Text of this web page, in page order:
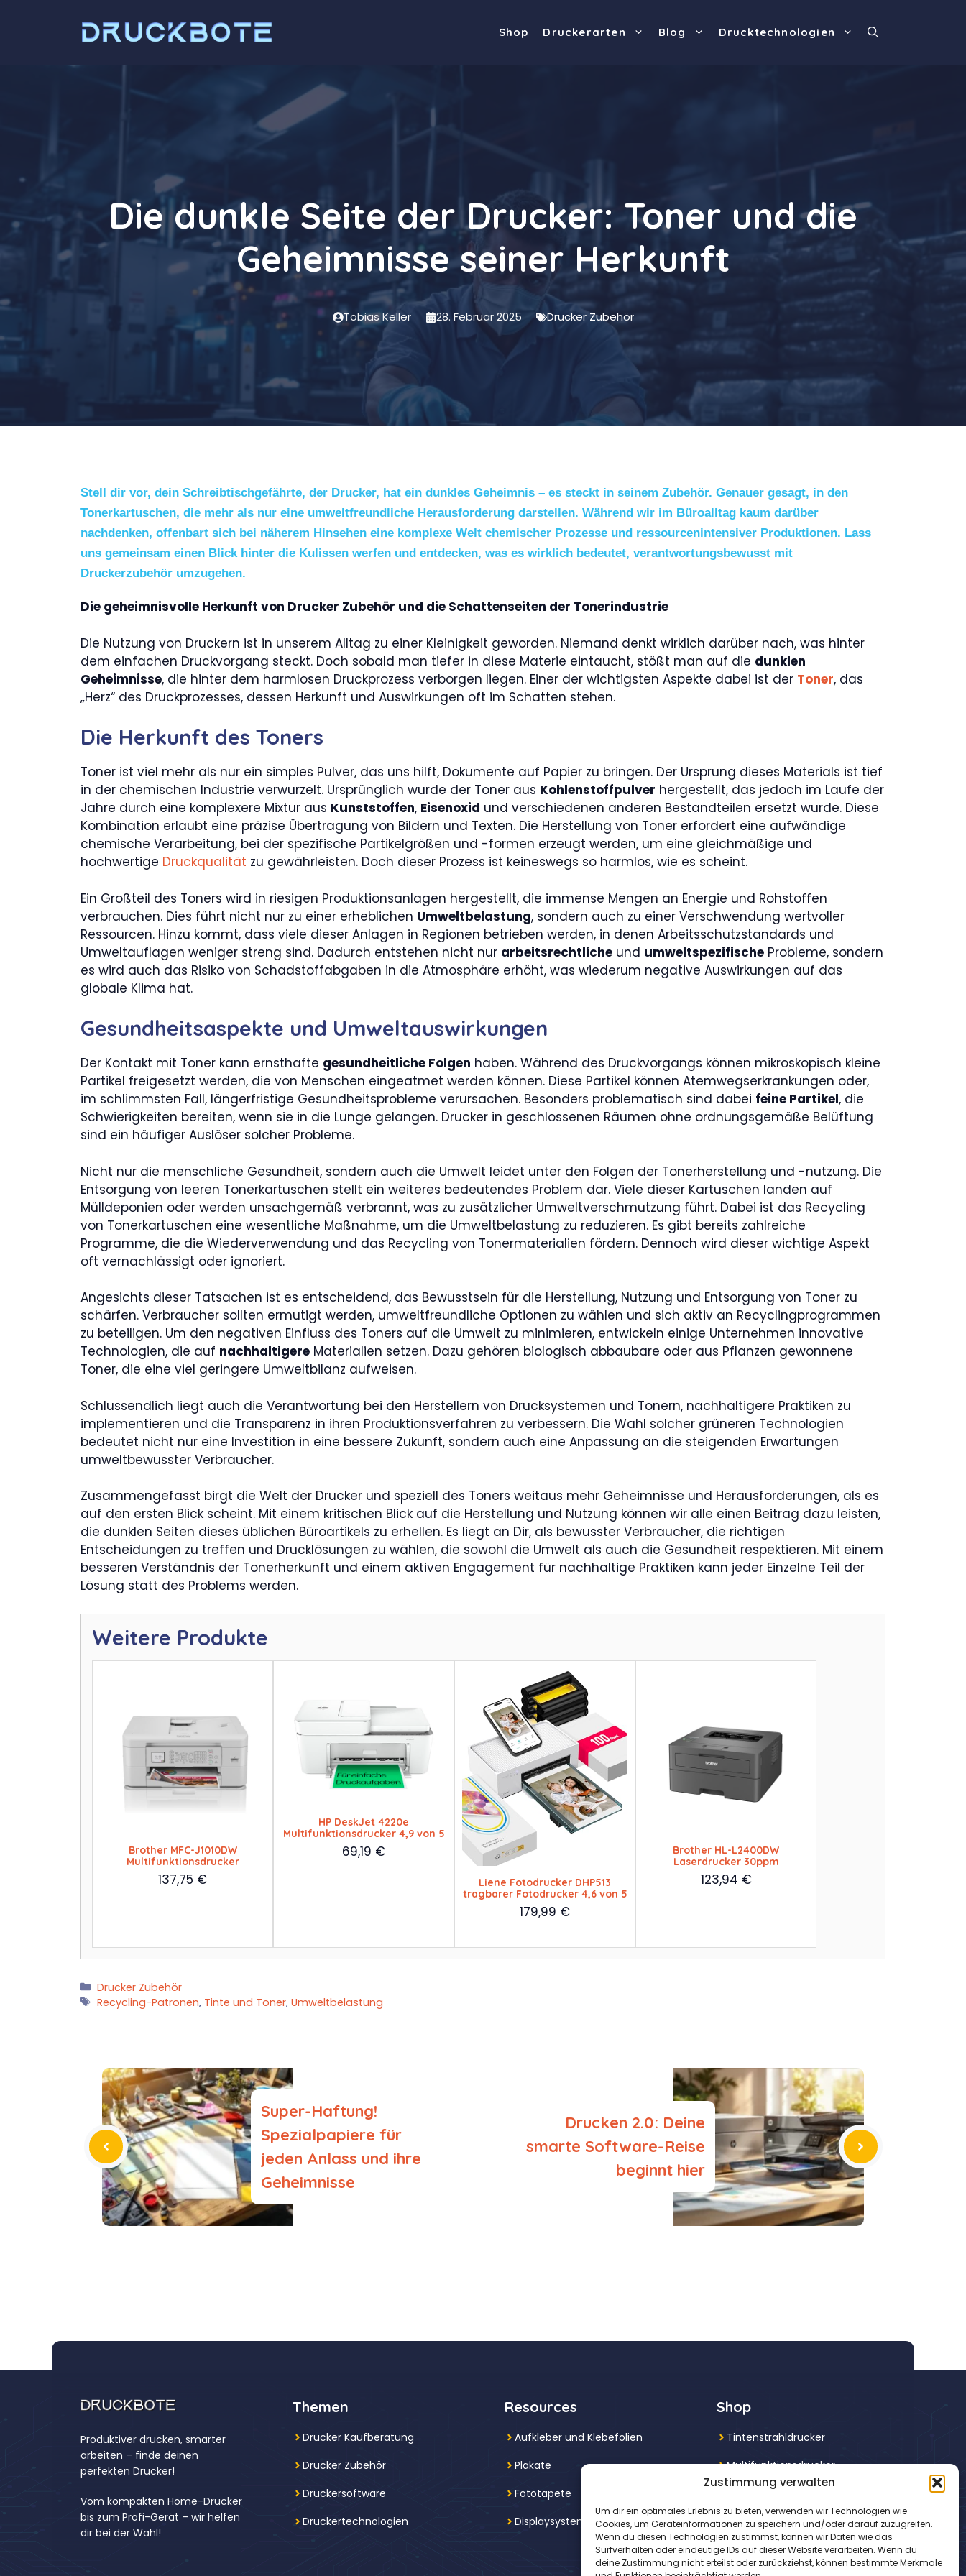
Zustimmung verwalten
Um dir ein optimales Erlebnis zu bieten, verwenden wir Technologien wie
Cookies, um Geräteinformationen zu speichern und/oder darauf zuzugreifen.
Wenn du diesen Technologien zustimmst, können wir Daten wie das
Surfverhalten oder eindeutige IDs auf dieser Website verarbeiten. Wenn du
deine Zustimmung nicht erteilst oder zurückziehst, können bestimmte Merkmale
Shop Druckerarten Blog Drucktechnologien
Die dunkle Seite der Drucker: Toner und die
Geheimnisse seiner Herkunft
Tobias Keller 28. Februar 2025 Drucker Zubehör
Stell dir vor, dein Schreibtischgefährte, der Drucker, hat ein dunkles Geheimnis – es steckt in seinem Zubehör. Genauer gesagt, in den
Tonerkartuschen, die mehr als nur eine umweltfreundliche Herausforderung darstellen. Während wir im Büroalltag kaum darüber
nachdenken, offenbart sich bei näherem Hinsehen eine komplexe Welt chemischer Prozesse und ressourcenintensiver Produktionen. Lass
uns gemeinsam einen Blick hinter die Kulissen werfen und entdecken, was es wirklich bedeutet, verantwortungsbewusst mit
Druckerzubehör umzugehen.
Die geheimnisvolle Herkunft von Drucker Zubehör und die Schattenseiten der Tonerindustrie
Die Nutzung von Druckern ist in unserem Alltag zu einer Kleinigkeit geworden. Niemand denkt wirklich darüber nach, was hinter
dem einfachen Druckvorgang steckt. Doch sobald man tiefer in diese Materie eintaucht, stößt man auf die dunklen
Geheimnisse, die hinter dem harmlosen Druckprozess verborgen liegen. Einer der wichtigsten Aspekte dabei ist der Toner, das
„Herz“ des Druckprozesses, dessen Herkunft und Auswirkungen oft im Schatten stehen.
Die Herkunft des Toners
Toner ist viel mehr als nur ein simples Pulver, das uns hilft, Dokumente auf Papier zu bringen. Der Ursprung dieses Materials ist tief
in der chemischen Industrie verwurzelt. Ursprünglich wurde der Toner aus Kohlenstoffpulver hergestellt, das jedoch im Laufe der
Jahre durch eine komplexere Mixtur aus Kunststoffen, Eisenoxid und verschiedenen anderen Bestandteilen ersetzt wurde. Diese
Kombination erlaubt eine präzise Übertragung von Bildern und Texten. Die Herstellung von Toner erfordert eine aufwändige
chemische Verarbeitung, bei der spezifische Partikelgrößen und -formen erzeugt werden, um eine gleichmäßige und
hochwertige Druckqualität zu gewährleisten. Doch dieser Prozess ist keineswegs so harmlos, wie es scheint.
Ein Großteil des Toners wird in riesigen Produktionsanlagen hergestellt, die immense Mengen an Energie und Rohstoffen
verbrauchen. Dies führt nicht nur zu einer erheblichen Umweltbelastung, sondern auch zu einer Verschwendung wertvoller
Ressourcen. Hinzu kommt, dass viele dieser Anlagen in Regionen betrieben werden, in denen Arbeitsschutzstandards und
Umweltauflagen weniger streng sind. Dadurch entstehen nicht nur arbeitsrechtliche und umweltspezifische Probleme, sondern
es wird auch das Risiko von Schadstoffabgaben in die Atmosphäre erhöht, was wiederum negative Auswirkungen auf das
globale Klima hat.
Gesundheitsaspekte und Umweltauswirkungen
Der Kontakt mit Toner kann ernsthafte gesundheitliche Folgen haben. Während des Druckvorgangs können mikroskopisch kleine
Partikel freigesetzt werden, die von Menschen eingeatmet werden können. Diese Partikel können Atemwegserkrankungen oder,
im schlimmsten Fall, längerfristige Gesundheitsprobleme verursachen. Besonders problematisch sind dabei feine Partikel, die
Schwierigkeiten bereiten, wenn sie in die Lunge gelangen. Drucker in geschlossenen Räumen ohne ordnungsgemäße Belüftung
sind ein häufiger Auslöser solcher Probleme.
Nicht nur die menschliche Gesundheit, sondern auch die Umwelt leidet unter den Folgen der Tonerherstellung und -nutzung. Die
Entsorgung von leeren Tonerkartuschen stellt ein weiteres bedeutendes Problem dar. Viele dieser Kartuschen landen auf
Mülldeponien oder werden unsachgemäß verbrannt, was zu zusätzlicher Umweltverschmutzung führt. Dabei ist das Recycling
von Tonerkartuschen eine wesentliche Maßnahme, um die Umweltbelastung zu reduzieren. Es gibt bereits zahlreiche
Programme, die die Wiederverwendung und das Recycling von Tonermaterialien fördern. Dennoch wird dieser wichtige Aspekt
oft vernachlässigt oder ignoriert.
Angesichts dieser Tatsachen ist es entscheidend, das Bewusstsein für die Herstellung, Nutzung und Entsorgung von Toner zu
schärfen. Verbraucher sollten ermutigt werden, umweltfreundliche Optionen zu wählen und sich aktiv an Recyclingprogrammen
zu beteiligen. Um den negativen Einfluss des Toners auf die Umwelt zu minimieren, entwickeln einige Unternehmen innovative
Technologien, die auf nachhaltigere Materialien setzen. Dazu gehören biologisch abbaubare oder aus Pflanzen gewonnene
Toner, die eine viel geringere Umweltbilanz aufweisen.
Schlussendlich liegt auch die Verantwortung bei den Herstellern von Drucksystemen und Tonern, nachhaltigere Praktiken zu
implementieren und die Transparenz in ihren Produktionsverfahren zu verbessern. Die Wahl solcher grüneren Technologien
bedeutet nicht nur eine Investition in eine bessere Zukunft, sondern auch eine Anpassung an die steigenden Erwartungen
umweltbewusster Verbraucher.
Zusammengefasst birgt die Welt der Drucker und speziell des Toners weitaus mehr Geheimnisse und Herausforderungen, als es
auf den ersten Blick scheint. Mit einem kritischen Blick auf die Herstellung und Nutzung können wir alle einen Beitrag dazu leisten,
die dunklen Seiten dieses üblichen Büroartikels zu erhellen. Es liegt an Dir, als bewusster Verbraucher, die richtigen
Entscheidungen zu treffen und Drucklösungen zu wählen, die sowohl die Umwelt als auch die Gesundheit respektieren. Mit einem
besseren Verständnis der Tonerherkunft und einem aktiven Engagement für nachhaltige Praktiken kann jeder Einzelne Teil der
Lösung statt des Problems werden.
Weitere Produkte
Brother MFC-J1010DW
Multifunktionsdrucker
137,75 €
HP DeskJet 4220e
Multifunktionsdrucker 4,9 von 5
69,19 €
Liene Fotodrucker DHP513
tragbarer Fotodrucker 4,6 von 5
179,99 €
Brother HL-L2400DW
Laserdrucker 30ppm
123,94 €
Kategorien
Drucker Zubehör
Schlagwörter
Recycling-Patronen, Tinte und Toner,Umweltbelastung
Super-Haftung!
Spezialpapiere für
jeden Anlass und ihre
Geheimnisse
Drucken 2.0: Deine
smarte Software-Reise
beginnt hier
Produktiver drucken, smarter
arbeiten – finde deinen
perfekten Drucker!
Vom kompakten Home-Drucker
bis zum Profi-Gerät – wir helfen
dir bei der Wahl!
Themen
Drucker Kaufberatung
Drucker Zubehör
Druckersoftware
Druckertechnologien
Resources
Aufkleber und Klebefolien
Plakate
Fototapete
Displaysysteme
Shop
Tintenstrahldrucker
Multifunktionsdrucker
Laserdrucker
Fotodrucker